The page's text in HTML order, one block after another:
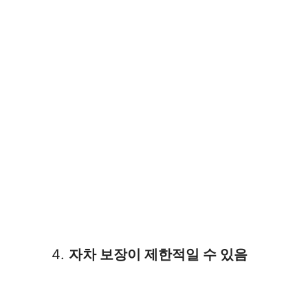
자차 보장이 제한적일 수 있음